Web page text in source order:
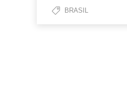
BRASIL